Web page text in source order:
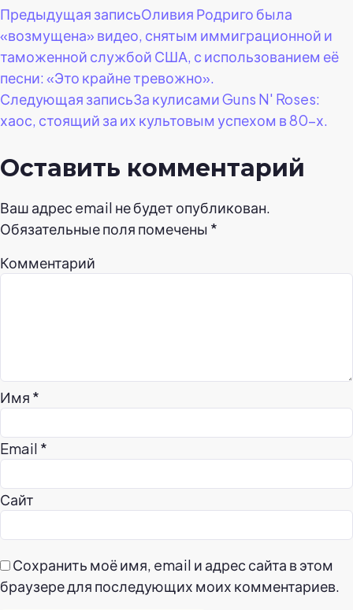
Навигация
по
записям
Предыдущая записьОливия Родриго была
«возмущена» видео, снятым иммиграционной и
таможенной службой США, с использованием её
песни: «Это крайне тревожно».
Следующая записьЗа кулисами Guns N' Roses:
хаос, стоящий за их культовым успехом в 80-х.
Оставить комментарий
Ваш адрес email не будет опубликован.
Обязательные поля помечены *
Комментарий
Имя *
Email *
Сайт
Сохранить моё имя, email и адрес сайта в этом
браузере для последующих моих комментариев.